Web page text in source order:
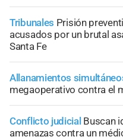
Tribunales Prisión
acusados por un brutal
Santa Fe
Allanamientos
megaoperativo contra el
Conflicto judicial Buscan
amenazas contra un